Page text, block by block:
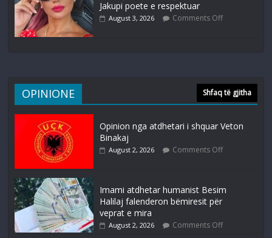
Jakupi poete e respektuar
August 3, 2026 Comments Off
OPINIONE Shfaq të gjitha
Opinion nga atdhetari i shquar Veton
Binakaj
August 2, 2026 Comments Off
Imami atdhetar humanist Besim
Halilaj falenderon bëmiresit për
veprat e mira
August 2, 2026 Comments Off